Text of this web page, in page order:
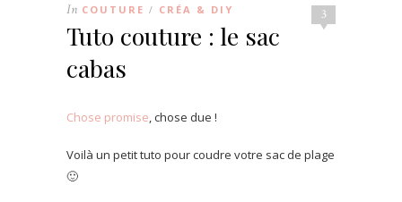
3
In COUTURE / CRÉA & DIY
Tuto couture : le sac
cabas
Chose promise, chose due !
Voilà un petit tuto pour coudre votre sac de plage
🙂